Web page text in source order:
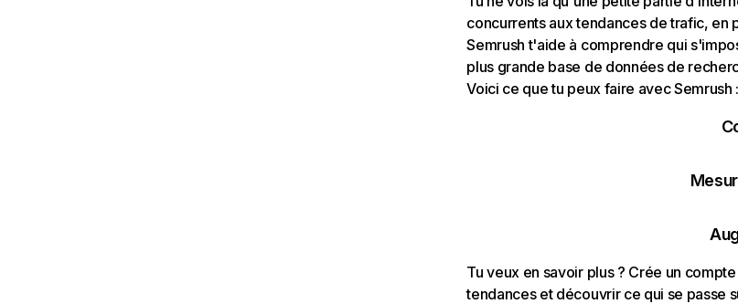
concurrents aux tendances de trafic, en
Semrush t'aide à comprendre qui
plus grande base de données de
Voici ce que tu peux faire avec Semrush
Tu veux en savoir plus ? Crée un
tendances et découvrir ce qui se passe